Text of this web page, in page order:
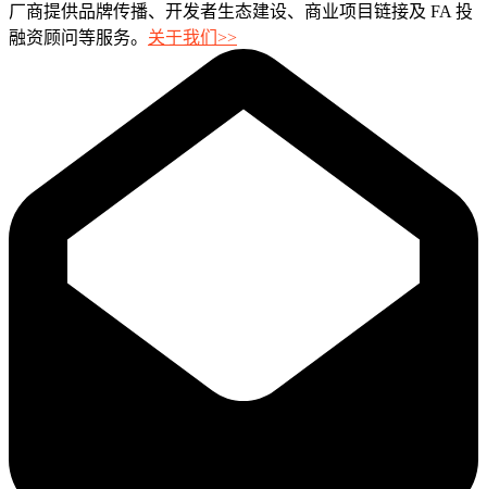
厂商提供品牌传播、开发者生态建设、商业项目链接及 FA 投
融资顾问等服务。 关于我们>>